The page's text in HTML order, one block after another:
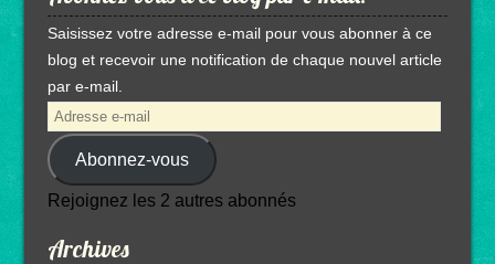
Saisissez votre adresse e-mail pour vous abonner à ce
blog et recevoir une notification de chaque nouvel article
par e-mail.
Adresse
e-
mail Abonnez-vous
Rejoignez les 2 autres abonnés
Archives